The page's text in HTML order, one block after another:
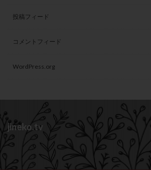
投稿フィード
コメントフィード
WordPress.org
jineko.tv